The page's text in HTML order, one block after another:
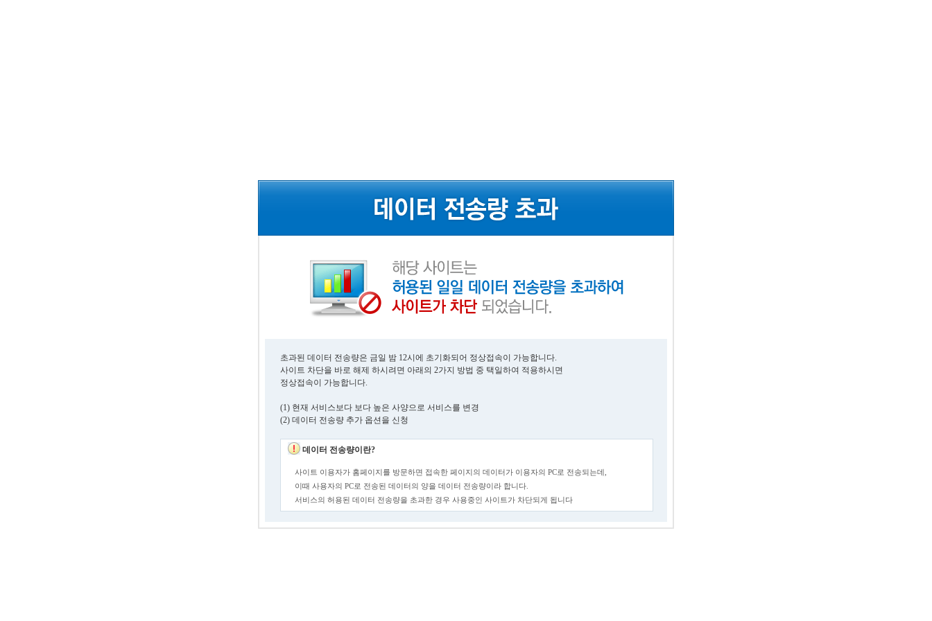
초과된 데이터 전송량은 금일 밤 12시에 초기화되어 정상접속이 가능합니다.
사이트 차단을 바로 해제 하시려면 아래의 2가지 방법 중 택일하여 적용하시면
정상접속이 가능합니다.
(1) 현재 서비스보다 보다 높은 사양으로 서비스를 변경
(2) 데이터 전송량 추가 옵션을 신청
데이터 전송량이란?
사이트 이용자가 홈페이지를 방문하면 접속한 페이지의 데이터가 이용자의 PC로 전송되는데,
이때 사용자의 PC로 전송된 데이터의 양을 데이터 전송량이라 합니다.
서비스의 허용된 데이터 전송량을 초과한 경우 사용중인 사이트가 차단되게 됩니다